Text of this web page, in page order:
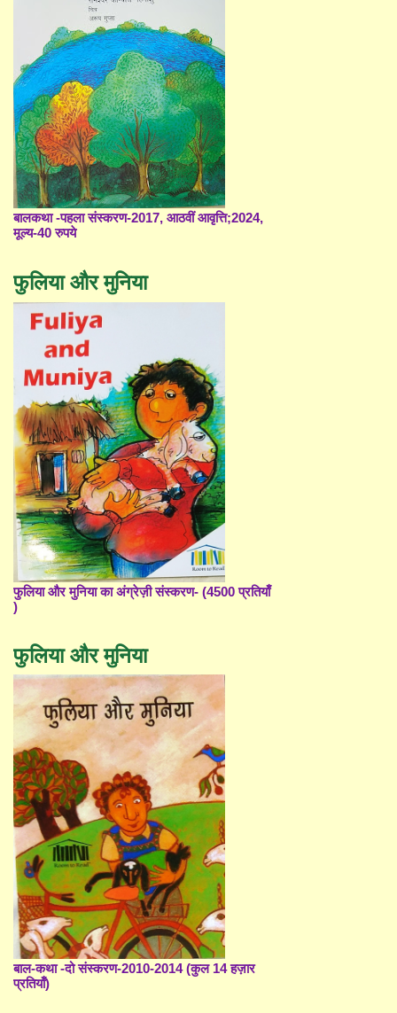
बालकथा -पहला संस्करण-2017, आठवीं आवृत्ति;2024,
मूल्य-40 रुपये
फुलिया और मुनिया
फुलिया और मुनिया का अंग्रेज़ी संस्करण- (4500 प्रतियाँ
)
फुलिया और मुनिया
बाल-कथा -दो संस्करण-2010-2014 (कुल 14 हज़ार
प्रतियाँ)